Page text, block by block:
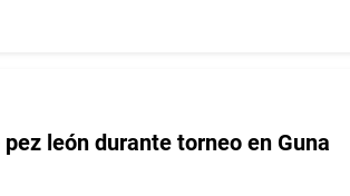
león durante torneo en Guna